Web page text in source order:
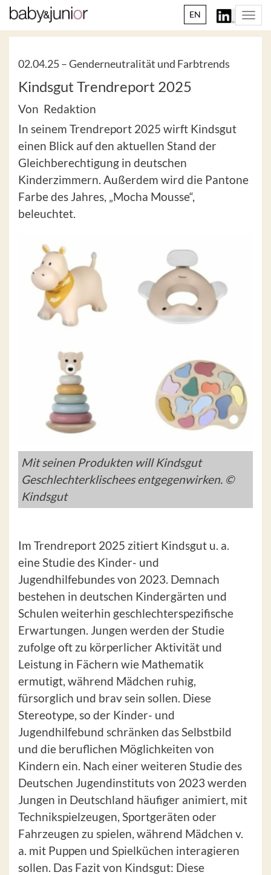
EN
02.04.25 –Genderneutralität und Farbtrends
Kindsgut Trendreport 2025
Von Redaktion
In seinem Trendreport 2025 wirft Kindsgut
einen Blick auf den aktuellen Stand der
Gleichberechtigung in deutschen
Kinderzimmern. Außerdem wird die Pantone
Farbe des Jahres, „Mocha Mousse“,
beleuchtet.
Mit seinen Produkten will Kindsgut
Geschlechterklischees entgegenwirken. ©
Kindsgut
Im Trendreport 2025 zitiert Kindsgut u. a.
eine Studie des Kinder- und
Jugendhilfebundes von 2023. Demnach
bestehen in deutschen Kindergärten und
Schulen weiterhin geschlechterspezifische
Erwartungen. Jungen werden der Studie
zufolge oft zu körperlicher Aktivität und
Leistung in Fächern wie Mathematik
ermutigt, während Mädchen ruhig,
fürsorglich und brav sein sollen. Diese
Stereotype, so der Kinder- und
Jugendhilfebund schränken das Selbstbild
und die beruflichen Möglichkeiten von
Kindern ein. Nach einer weiteren Studie des
Deutschen Jugendinstituts von 2023 werden
Jungen in Deutschland häufiger animiert, mit
Technikspielzeugen, Sportgeräten oder
Fahrzeugen zu spielen, während Mädchen v.
a. mit Puppen und Spielküchen interagieren
sollen. Das Fazit von Kindsgut: Diese